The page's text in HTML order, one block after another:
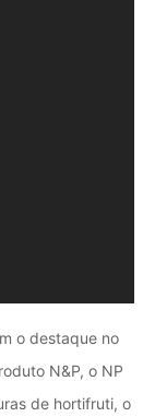
o destaque no
N&P, o NP
de hortifruti, o